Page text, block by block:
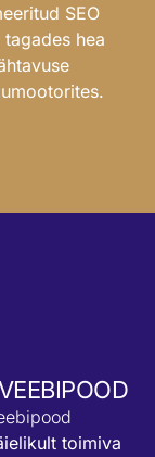
SEO
hea
toimiva